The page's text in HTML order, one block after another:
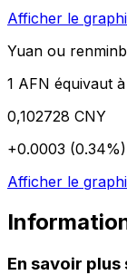
Afficher le
Yuan ou
1 AFN équivaut à
0,102728 CNY
+0.0003 (0.34%)
Afficher le
En savoir plus